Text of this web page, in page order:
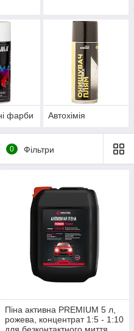
фарби Автохімія
0 Фільтри
Піна активна PREMIUM 5 л,
рожева, концентрат 1:5 - 1:10